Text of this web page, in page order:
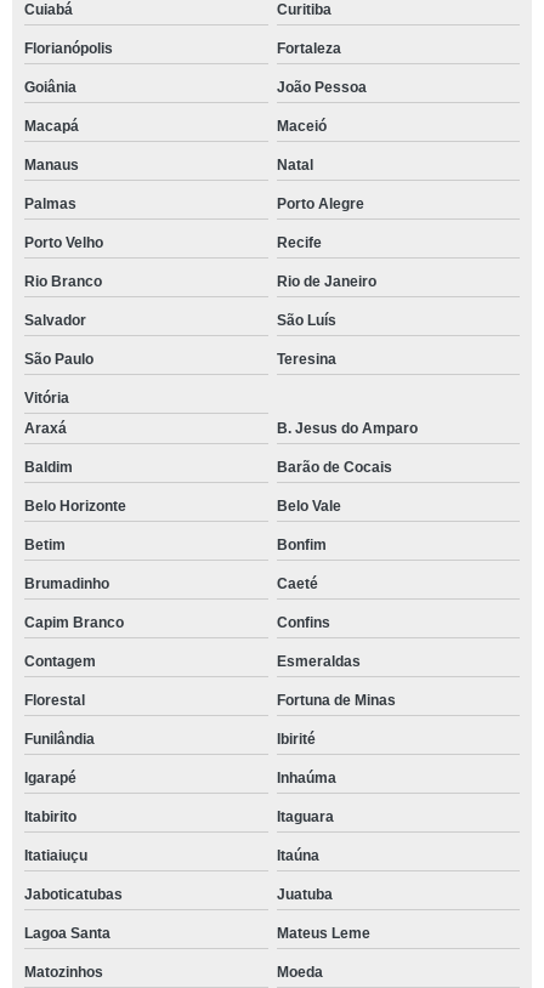
Cuiabá Curitiba
Florianópolis Fortaleza
Goiânia João Pessoa
Macapá Maceió
Manaus Natal
Palmas Porto Alegre
Porto Velho Recife
Rio Branco Rio de Janeiro
Salvador São Luís
São Paulo Teresina
Vitória
Araxá
B. Jesus do Amparo
Baldim Barão de Cocais
Belo Horizonte Belo Vale
Betim Bonfim
Brumadinho Caeté
Capim Branco Confins
Contagem Esmeraldas
Florestal Fortuna de Minas
Funilândia Ibirité
Igarapé Inhaúma
Itabirito Itaguara
Itatiaiuçu Itaúna
Jaboticatubas Juatuba
Lagoa Santa Mateus Leme
Matozinhos Moeda